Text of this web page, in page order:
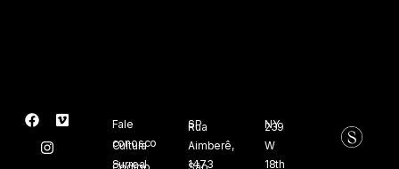
Fale
conosco
Cultura
Surreal
SP
Rua
Aimberê,
1473
NY
239
W
18th